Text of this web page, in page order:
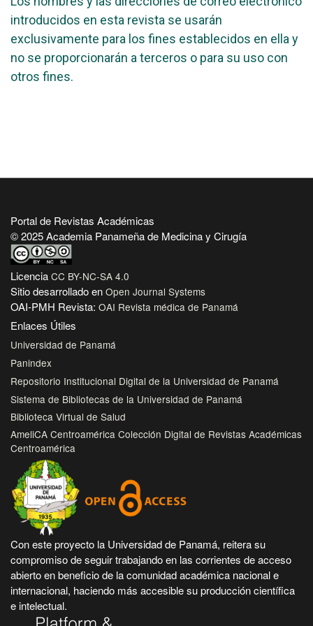
introducidos en esta revista se usarán
exclusivamente para los fines establecidos en ella y
no se proporcionarán a terceros o para su uso con
otros fines.
Portal de Revistas Académicas
© 2025 Academia Panameña de Medicina y Cirugía
Licencia CC BY-NC-SA 4.0
Sitio desarrollado en Open Journal Systems
OAI-PMH Revista: OAI Revista médica de Panamá
Enlaces Útiles
Universidad de Panamá
Panindex
Repositorio Institucional Digital de la Universidad de Panamá
Sistema de Bibliotecas de la Universidad de Panamá
Biblioteca Virtual de Salud
AmeliCA Centroamérica Colección Digital de Revistas Académicas
Centroamérica
Con este proyecto la Universidad de Panamá, reitera su
compromiso de seguir trabajando en las corrientes de acceso
abierto en beneficio de la comunidad académica nacional e
internacional, haciendo más accesible su producción científica
e intelectual.